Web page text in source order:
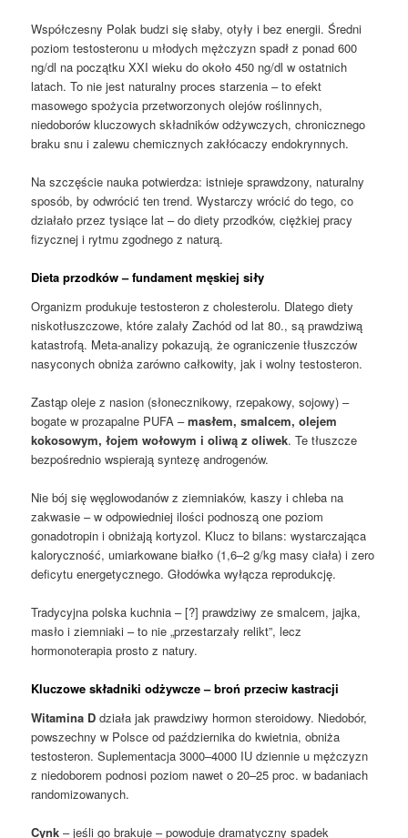
Współczesny Polak budzi się słaby, otyły i bez energii. Średni
poziom testosteronu u młodych mężczyzn spadł z ponad 600
ng/dl na początku XXI wieku do około 450 ng/dl w ostatnich
latach. To nie jest naturalny proces starzenia – to efekt
masowego spożycia przetworzonych olejów roślinnych,
niedoborów kluczowych składników odżywczych, chronicznego
braku snu i zalewu chemicznych zakłócaczy endokrynnych.
Na szczęście nauka potwierdza: istnieje sprawdzony, naturalny
sposób, by odwrócić ten trend. Wystarczy wrócić do tego, co
działało przez tysiące lat – do diety przodków, ciężkiej pracy
fizycznej i rytmu zgodnego z naturą.
Dieta przodków – fundament męskiej siły
Organizm produkuje testosteron z cholesterolu. Dlatego diety
niskotłuszczowe, które zalały Zachód od lat 80., są prawdziwą
katastrofą. Meta-analizy pokazują, że ograniczenie tłuszczów
nasyconych obniża zarówno całkowity, jak i wolny testosteron.
Zastąp oleje z nasion (słonecznikowy, rzepakowy, sojowy) –
bogate w prozapalne PUFA –masłem, smalcem, olejem
kokosowym, łojem wołowym i oliwą z oliwek. Te tłuszcze
bezpośrednio wspierają syntezę androgenów.
Nie bój się węglowodanów z ziemniaków, kaszy i chleba na
zakwasie – w odpowiedniej ilości podnoszą one poziom
gonadotropin i obniżają kortyzol. Klucz to bilans: wystarczająca
kaloryczność, umiarkowane białko (1,6–2 g/kg masy ciała) i zero
deficytu energetycznego. Głodówka wyłącza reprodukcję.
Tradycyjna polska kuchnia – [?] prawdziwy ze smalcem, jajka,
masło i ziemniaki – to nie „przestarzały relikt”, lecz
hormonoterapia prosto z natury.
Kluczowe składniki odżywcze – broń przeciw kastracji
Witamina D działa jak prawdziwy hormon steroidowy. Niedobór,
powszechny w Polsce od października do kwietnia, obniża
testosteron. Suplementacja 3000–4000 IU dziennie u mężczyzn
z niedoborem podnosi poziom nawet o 20–25 proc. w badaniach
randomizowanych.
Cynk – jeśli go brakuje – powoduje dramatyczny spadek